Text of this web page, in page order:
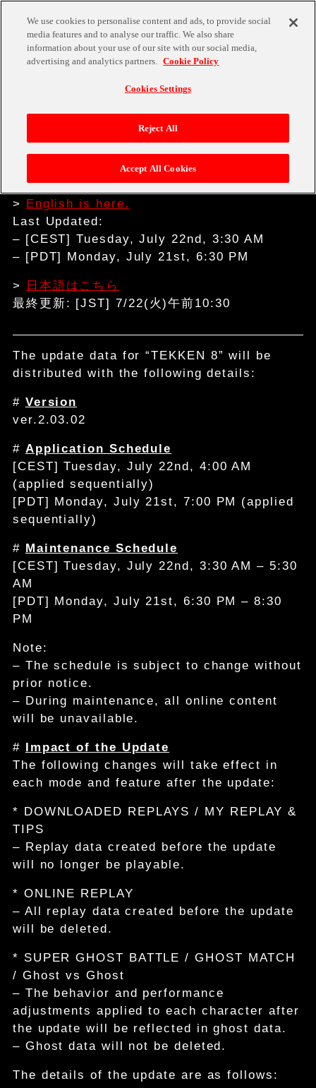
TOP
NEWS
TEKKEN 8
TITLES
NEWS
2025.07.22 GAME
[TEKKEN 8] Update Data Ver.2.03.02 / ア
ップデートデータ Ver.2.03.02
>
English is here.
Last Updated:
– [CEST] Tuesday, July 22nd, 3:30 AM
– [PDT] Monday, July 21st, 6:30 PM
>
日本語はこちら
最終更新: [JST] 7/22(火)午前10:30
The update data for “TEKKEN 8” will be
distributed with the following details:
# Version
ver.2.03.02
# Application Schedule
[CEST] Tuesday, July 22nd, 4:00 AM
(applied sequentially)
[PDT] Monday, July 21st, 7:00 PM (applied
sequentially)
# Maintenance Schedule
[CEST] Tuesday, July 22nd, 3:30 AM – 5:30
AM
[PDT] Monday, July 21st, 6:30 PM – 8:30
PM
Note:
– The schedule is subject to change without
prior notice.
– During maintenance, all online content
will be unavailable.
#
Impact of the Update
The following changes will take effect in
each mode and feature after the update:
* DOWNLOADED REPLAYS / MY REPLAY &
TIPS
– Replay data created before the update
will no longer be playable.
* ONLINE REPLAY
– All replay data created before the update
will be deleted.
* SUPER GHOST BATTLE / GHOST MATCH
/ Ghost vs Ghost
– The behavior and performance
adjustments applied to each character after
the update will be reflected in ghost data.
– Ghost data will not be deleted.
The details of the update are as follows:
We use cookies to personalise content and ads, to provide social
media features and to analyse our traffic. We also share
information about your use of our site with our social media,
advertising and analytics partners. Cookie Policy
Cookies Settings
Reject All
Accept All Cookies